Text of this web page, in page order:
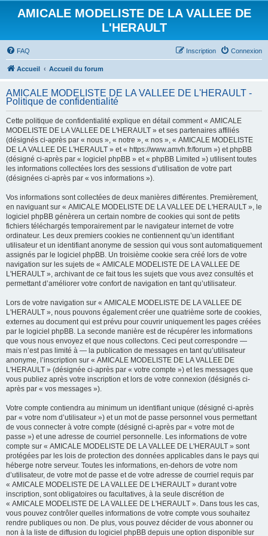
AMICALE MODELISTE DE LA VALLEE DE
L'HERAULT
FAQ Connexion
Inscription
Accueil Accueil du forum
AMICALE MODELISTE DE LA VALLEE DE L'HERAULT -
Politique de confidentialité
Cette politique de confidentialité explique en détail comment « AMICALE
MODELISTE DE LA VALLEE DE L'HERAULT » et ses partenaires affiliés
(désignés ci-après par « nous », « notre », « nos », « AMICALE MODELISTE
DE LA VALLEE DE L'HERAULT » et « https://www.amvh.fr/forum ») et phpBB
(désigné ci-après par « logiciel phpBB » et « phpBB Limited ») utilisent toutes
les informations collectées lors des sessions d’utilisation de votre part
(désignées ci-après par « vos informations »).
Vos informations sont collectées de deux manières différentes. Premièrement,
en naviguant sur « AMICALE MODELISTE DE LA VALLEE DE L'HERAULT », le
logiciel phpBB génèrera un certain nombre de cookies qui sont de petits
fichiers téléchargés temporairement par le navigateur internet de votre
ordinateur. Les deux premiers cookies ne contiennent qu’un identifiant
utilisateur et un identifiant anonyme de session qui vous sont automatiquement
assignés par le logiciel phpBB. Un troisième cookie sera créé lors de votre
navigation sur les sujets de « AMICALE MODELISTE DE LA VALLEE DE
L'HERAULT », archivant de ce fait tous les sujets que vous avez consultés et
permettant d’améliorer votre confort de navigation en tant qu’utilisateur.
Lors de votre navigation sur « AMICALE MODELISTE DE LA VALLEE DE
L'HERAULT », nous pouvons également créer une quatrième sorte de cookies,
externes au document qui est prévu pour couvrir uniquement les pages créées
par le logiciel phpBB. La seconde manière est de récupérer les informations
que vous nous envoyez et que nous collectons. Ceci peut correspondre —
mais n’est pas limité à — la publication de messages en tant qu’utilisateur
anonyme, l’inscription sur « AMICALE MODELISTE DE LA VALLEE DE
L'HERAULT » (désignée ci-après par « votre compte ») et les messages que
vous publiez après votre inscription et lors de votre connexion (désignés ci-
après par « vos messages »).
Votre compte contiendra au minimum un identifiant unique (désigné ci-après
par « votre nom d’utilisateur ») et un mot de passe personnel vous permettant
de vous connecter à votre compte (désigné ci-après par « votre mot de
passe ») et une adresse de courriel personnelle. Les informations de votre
compte sur « AMICALE MODELISTE DE LA VALLEE DE L'HERAULT » sont
protégées par les lois de protection des données applicables dans le pays qui
héberge notre serveur. Toutes les informations, en-dehors de votre nom
d’utilisateur, de votre mot de passe et de votre adresse de courriel requis par
« AMICALE MODELISTE DE LA VALLEE DE L'HERAULT » durant votre
inscription, sont obligatoires ou facultatives, à la seule discrétion de
« AMICALE MODELISTE DE LA VALLEE DE L'HERAULT ». Dans tous les cas,
vous pouvez contrôler quelles informations de votre compte vous souhaitez
rendre publiques ou non. De plus, vous pouvez décider de vous abonner ou
non à la liste de diffusion du logiciel phpBB depuis une option disponible sur